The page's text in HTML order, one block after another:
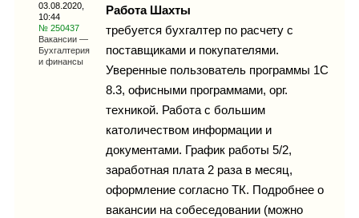
Карты
Фотогалерея
03.08.2020,
10:44
№ 250437
Вакансии —
Бухгалтерия
и финансы
Работа Шахты
требуется бухгалтер по расчету с
поставщиками и покупателями.
Уверенные пользователь программы 1С
8.3, офисными программами, орг.
техникой. Работа с большим
католичеством информации и
документами. График работы 5/2,
заработная плата 2 раза в месяц,
оформление согласно ТК. Подробнее о
вакансии на собеседовании (можно